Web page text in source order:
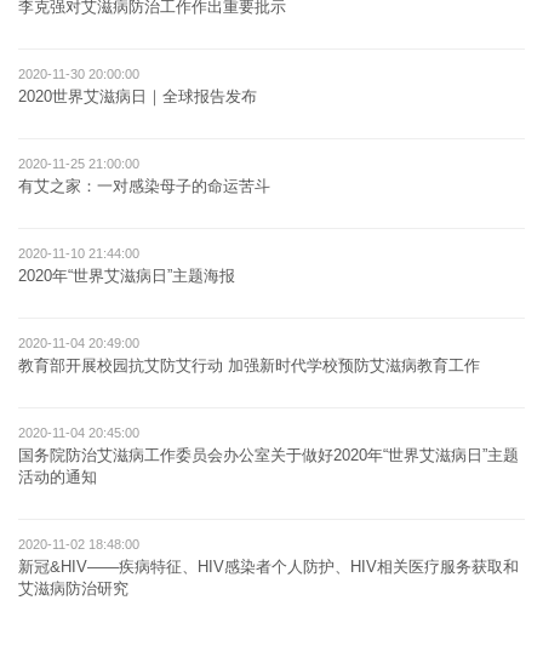
李克强对艾滋病防治工作作出重要批示
2020-11-30 20:00:00
2020世界艾滋病日｜全球报告发布
2020-11-25 21:00:00
有艾之家：一对感染母子的命运苦斗
2020-11-10 21:44:00
2020年“世界艾滋病日”主题海报
2020-11-04 20:49:00
教育部开展校园抗艾防艾行动 加强新时代学校预防艾滋病教育工作
2020-11-04 20:45:00
国务院防治艾滋病工作委员会办公室关于做好2020年“世界艾滋病日”主题
活动的通知
2020-11-02 18:48:00
新冠&HIV——疾病特征、HIV感染者个人防护、HIV相关医疗服务获取和
艾滋病防治研究